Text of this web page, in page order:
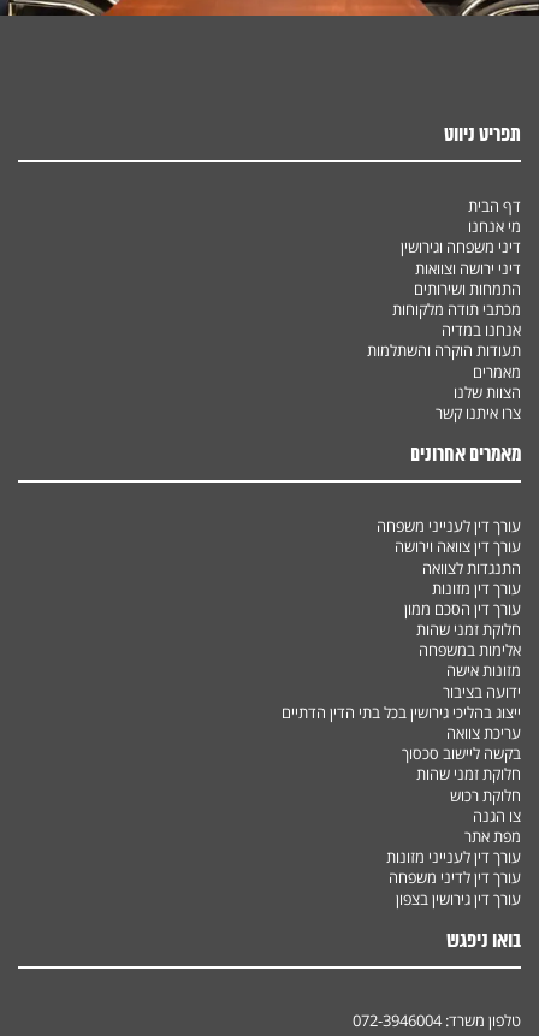
תפריט ניווט
דף הבית
מי אנחנו
דיני משפחה וגירושין
דיני ירושה וצוואות
התמחות ושירותים
מכתבי תודה מלקוחות
אנחנו במדיה
תעודות הוקרה והשתלמות
מאמרים
הצוות שלנו
צרו איתנו קשר
מאמרים אחרונים
עורך דין לענייני משפחה
עורך דין צוואה וירושה
התנגדות לצוואה
עורך דין מזונות
עורך דין הסכם ממון
חלוקת זמני שהות
אלימות במשפחה
מזונות אישה
ידועה בציבור
ייצוג בהליכי גירושין בכל בתי הדין הדתיים
עריכת צוואה
בקשה ליישוב סכסוך
חלוקת זמני שהות
חלוקת רכוש
צו הגנה
מפת אתר
עורך דין לענייני מזונות
עורך דין לדיני משפחה
עורך דין גירושין בצפון
בואו ניפגש
טלפון משרד: 072-3946004